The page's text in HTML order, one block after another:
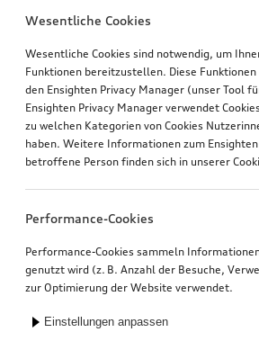
Wesentliche Cookies
Wesentliche Cookies sind notwendig, um
Funktionen bereitzustellen. Diese
den Ensighten Privacy Manager (unser Tool
Ensighten Privacy Manager verwendet
zu welchen Kategorien von Cookies
haben. Weitere Informationen zum
betroffene Person finden sich in unserer
Performance-Cookies
Performance-Cookies sammeln
genutzt wird (z. B. Anzahl der Besuche,
zur Optimierung der Website verwendet.
Einstellungen anpassen